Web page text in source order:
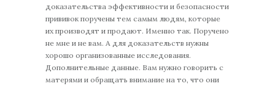
доказательства эффективности и безопасности
прививок поручены тем самым людям, которые
их производят и продают. Именно так. Поручено
не мне и не вам. А для доказательств нужны
хорошо организованные исследования.
Дополнительные данные. Вам нужно говорить с
матерями и обращать внимание на то, что они